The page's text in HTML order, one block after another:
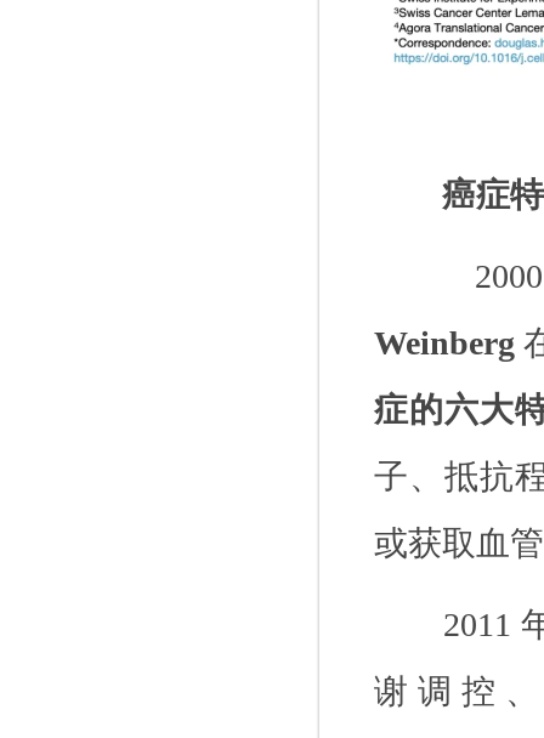
癌症
Weinberg
症的六大
子、抵抗
或获取血
2011
谢调控